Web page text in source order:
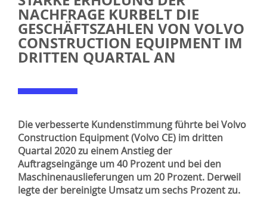
NACHFRAGE KURBELT DIE
GESCHÄFTSZAHLEN VON VOLVO
CONSTRUCTION EQUIPMENT IM
DRITTEN QUARTAL AN
Die verbesserte Kundenstimmung führte bei Volvo
Construction Equipment (Volvo CE) im dritten
Quartal 2020 zu einem Anstieg der
Auftragseingänge um 40 Prozent und bei den
Maschinenauslieferungen um 20 Prozent. Derweil
legte der bereinigte Umsatz um sechs Prozent zu.